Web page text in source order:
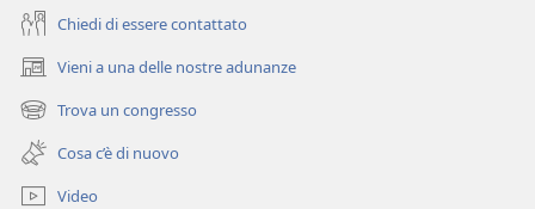
Chiedi di essere contattato
Vieni a una delle nostre adunanze
(apre
una
nuova
finestra)
Trova un congresso
(apre
una
nuova
finestra)
Cosa c’è di nuovo
Video